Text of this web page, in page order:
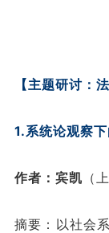
【主题研讨：
1.系统论观察
作者：宾凯 （
摘要：以社会